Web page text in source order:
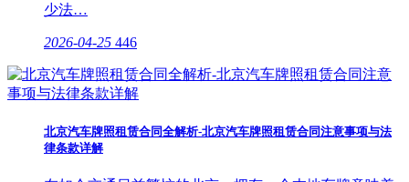
少法…
2026-04-25 446
北京汽车牌照租赁合同全解析-北京汽车牌照租赁合同注意事项与法
律条款详解